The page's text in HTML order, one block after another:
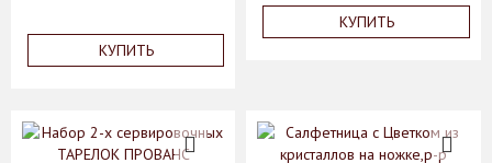
КУПИТЬ
КУПИТЬ